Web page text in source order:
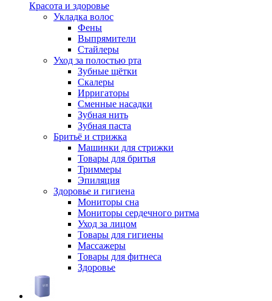
Красота и здоровье
Укладка волос
Фены
Выпрямители
Стайлеры
Уход за полостью рта
Зубные щётки
Скалеры
Ирригаторы
Сменные насадки
Зубная нить
Зубная паста
Бритьё и стрижка
Машинки для стрижки
Товары для бритья
Триммеры
Эпиляция
Здоровье и гигиена
Мониторы сна
Мониторы сердечного ритма
Уход за лицом
Товары для гигиены
Массажеры
Товары для фитнеса
Здоровье